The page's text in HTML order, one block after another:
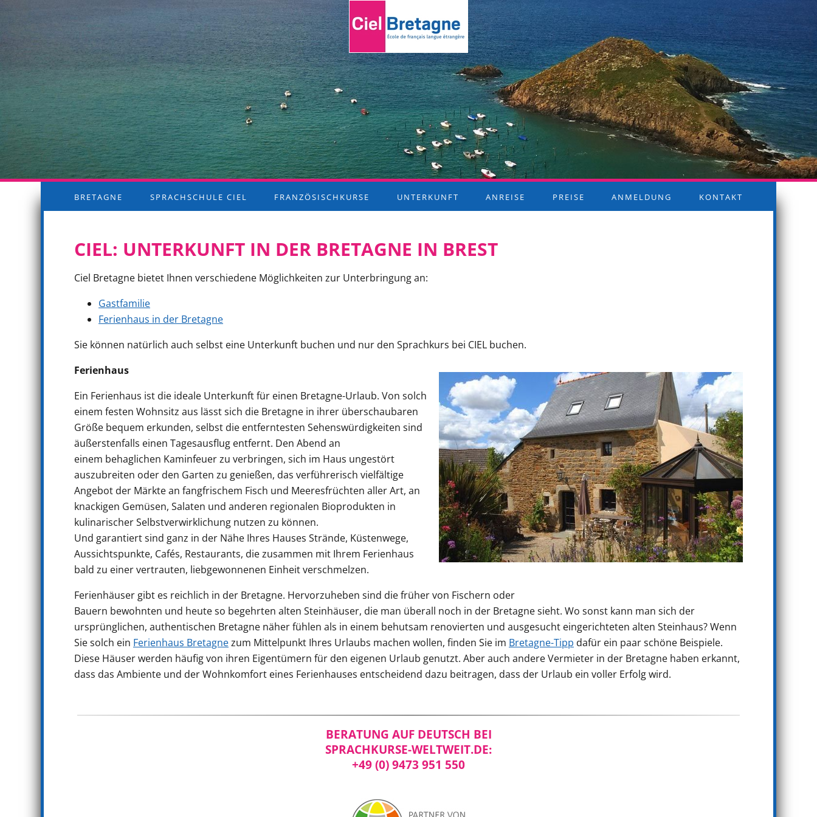
BRETAGNE SPRACHSCHULE CIEL FRANZÖSISCHKURSE UNTERKUNFT ANREISE PREISE ANMELDUNG KONTAKT
CIEL: UNTERKUNFT IN DER BRETAGNE IN BREST
Ciel Bretagne bietet Ihnen verschiedene Möglichkeiten zur Unterbringung an:
Gastfamilie
Ferienhaus in der Bretagne
Sie können natürlich auch selbst eine Unterkunft buchen und nur den Sprachkurs bei CIEL buchen.
Ferienhaus
Ein Ferienhaus ist die ideale Unterkunft für einen Bretagne-Urlaub. Von solch
einem festen Wohnsitz aus lässt sich die Bretagne in ihrer überschaubaren
Größe bequem erkunden, selbst die entferntesten Sehenswürdigkeiten sind
äußerstenfalls einen Tagesausflug entfernt. Den Abend an
einem behaglichen Kaminfeuer zu verbringen, sich im Haus ungestört
auszubreiten oder den Garten zu genießen, das verführerisch vielfältige
Angebot der Märkte an fangfrischem Fisch und Meeresfrüchten aller Art, an
knackigen Gemüsen, Salaten und anderen regionalen Bioprodukten in
kulinarischer Selbstverwirklichung nutzen zu können.
Und garantiert sind ganz in der Nähe Ihres Hauses Strände, Küstenwege,
Aussichtspunkte, Cafés, Restaurants, die zusammen mit Ihrem Ferienhaus
bald zu einer vertrauten, liebgewonnenen Einheit verschmelzen.
Ferienhäuser gibt es reichlich in der Bretagne. Hervorzuheben sind die früher von Fischern oder
Bauern bewohnten und heute so begehrten alten Steinhäuser, die man überall noch in der Bretagne sieht. Wo sonst kann man sich der
ursprünglichen, authentischen Bretagne näher fühlen als in einem behutsam renovierten und ausgesucht eingerichteten alten Steinhaus? Wenn
Sie solch ein Ferienhaus Bretagnezum Mittelpunkt Ihres Urlaubs machen wollen, finden Sie im Bretagne-Tipp dafür ein paar schöne Beispiele.
Diese Häuser werden häufig von ihren Eigentümern für den eigenen Urlaub genutzt. Aber auch andere Vermieter in der Bretagne haben erkannt,
dass das Ambiente und der Wohnkomfort eines Ferienhauses entscheidend dazu beitragen, dass der Urlaub ein voller Erfolg wird.
BERATUNG AUF DEUTSCH BEI
SPRACHKURSE-WELTWEIT.DE:
+49 (0) 9473 951 550